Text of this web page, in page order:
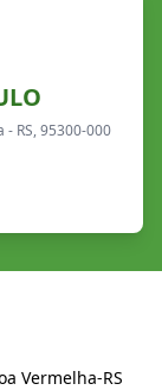
- RS, 95300-000
Vermelha-RS